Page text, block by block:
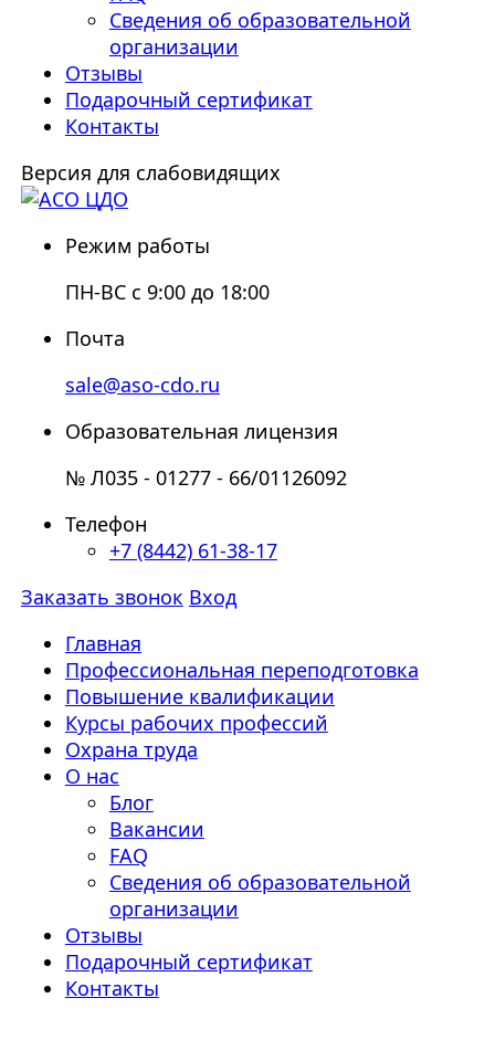
Сведения об образовательной
организации
Отзывы
Подарочный сертификат
Контакты
Версия для слабовидящих
Режим работы
ПН-ВС с 9:00 до 18:00
Почта
sale@aso-cdo.ru
Образовательная лицензия
№ Л035 - 01277 - 66/01126092
Телефон
+7 (8442) 61-38-17
Заказать звонок Вход
Главная
Профессиональная переподготовка
Повышение квалификации
Курсы рабочих профессий
Охрана труда
О нас
Блог
Вакансии
FAQ
Сведения об образовательной
организации
Отзывы
Подарочный сертификат
Контакты